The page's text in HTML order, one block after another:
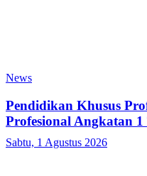
News
Pendidikan Khusus
Profesional Angkatan 1
Sabtu, 1 Agustus 2026